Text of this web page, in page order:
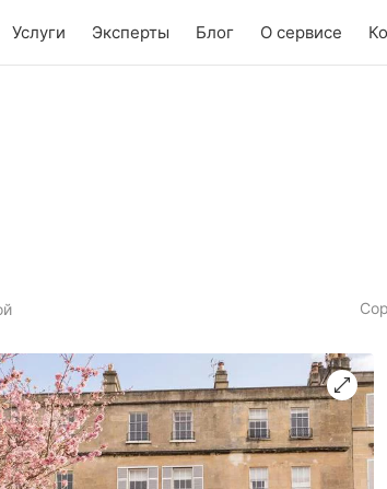
Услуги Эксперты Блог О сервисе